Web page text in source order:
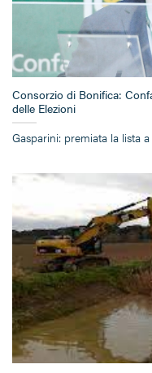
Consorzio di Bonifica:
delle Elezioni
Gasparini: premiata la lista